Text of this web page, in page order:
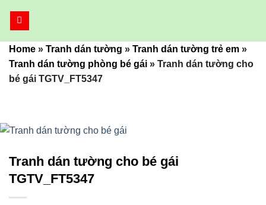
dungHome » Tranh dán tường » Tranh dán tường trẻ em »
Tranh dán tường phòng bé gái » Tranh dán tường cho
bé gái TGTV_FT5347
Tranh dán tường cho bé gái
TGTV_FT5347